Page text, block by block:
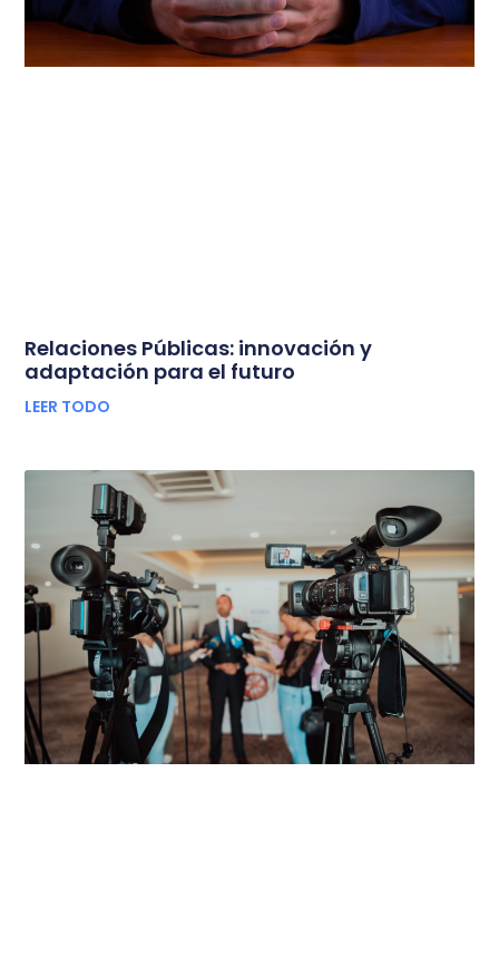
Relaciones Públicas: innovación y
adaptación para el futuro
LEER TODO